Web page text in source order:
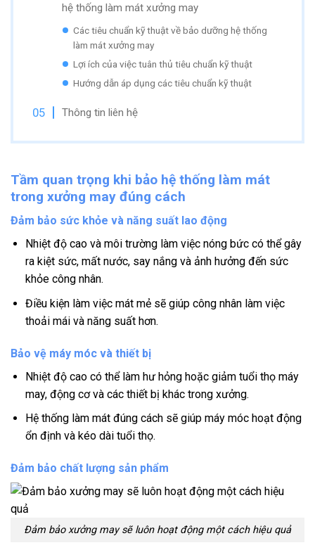
hệ thống làm mát xưởng may
Các tiêu chuẩn kỹ thuật về bảo dưỡng hệ thống
làm mát xưởng may
Lợi ích của việc tuân thủ tiêu chuẩn kỹ thuật
Hướng dẫn áp dụng các tiêu chuẩn kỹ thuật
Thông tin liên hệ
Tầm quan trọng khi bảo hệ thống làm mát
trong xưởng may đúng cách
Đảm bảo sức khỏe và năng suất lao động
Nhiệt độ cao và môi trường làm việc nóng bức có thể gây
ra kiệt sức, mất nước, say nắng và ảnh hưởng đến sức
khỏe công nhân.
Điều kiện làm việc mát mẻ sẽ giúp công nhân làm việc
thoải mái và năng suất hơn.
Bảo vệ máy móc và thiết bị
Nhiệt độ cao có thể làm hư hỏng hoặc giảm tuổi thọ máy
may, động cơ và các thiết bị khác trong xưởng.
Hệ thống làm mát đúng cách sẽ giúp máy móc hoạt động
ổn định và kéo dài tuổi thọ.
Đảm bảo chất lượng sản phẩm
Đảm bảo xưởng may sẽ luôn hoạt động một cách hiệu quả